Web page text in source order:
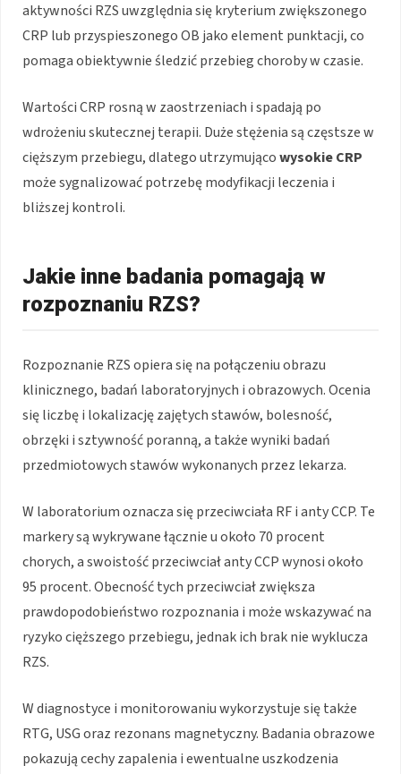
aktywności RZS uwzględnia się kryterium zwiększonego
CRP lub przyspieszonego OB jako element punktacji, co
pomaga obiektywnie śledzić przebieg choroby w czasie.
Wartości CRP rosną w zaostrzeniach i spadają po
wdrożeniu skutecznej terapii. Duże stężenia są częstsze w
cięższym przebiegu, dlatego utrzymującowysokie CRP
może sygnalizować potrzebę modyfikacji leczenia i
bliższej kontroli.
Jakie inne badania pomagają w
rozpoznaniu RZS?
Rozpoznanie RZS opiera się na połączeniu obrazu
klinicznego, badań laboratoryjnych i obrazowych. Ocenia
się liczbę i lokalizację zajętych stawów, bolesność,
obrzęki i sztywność poranną, a także wyniki badań
przedmiotowych stawów wykonanych przez lekarza.
W laboratorium oznacza się przeciwciała RF i anty CCP. Te
markery są wykrywane łącznie u około 70 procent
chorych, a swoistość przeciwciał anty CCP wynosi około
95 procent. Obecność tych przeciwciał zwiększa
prawdopodobieństwo rozpoznania i może wskazywać na
ryzyko cięższego przebiegu, jednak ich brak nie wyklucza
RZS.
W diagnostyce i monitorowaniu wykorzystuje się także
RTG, USG oraz rezonans magnetyczny. Badania obrazowe
pokazują cechy zapalenia i ewentualne uszkodzenia